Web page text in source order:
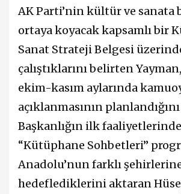
AK Parti’nin kültür ve sanata
ortaya koyacak kapsamlı bir
Sanat Strateji Belgesi
çalıştıklarını belirten
ekim-kasım aylarında
açıklanmasının
Başkanlığın ilk
“Kütüphane Sohbetleri”
Anadolu’nun farklı şehirlerine
hedeflediklerini aktaran